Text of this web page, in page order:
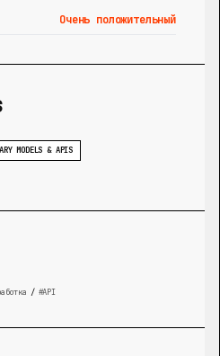
Очень положительный
MODELS & APIS
/ API